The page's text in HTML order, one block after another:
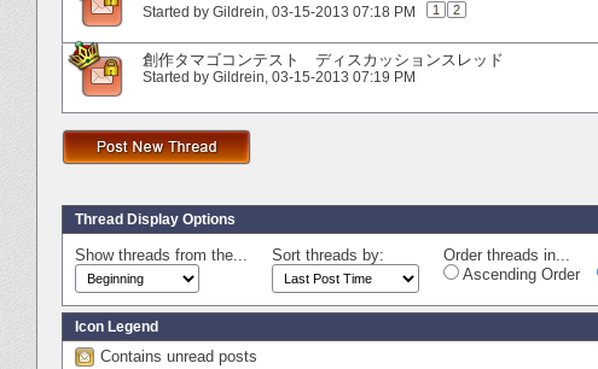
Started by Gildrein‎, 03-15-2013 07:18 PM 1 2
創作タマゴコンテスト ディスカッションスレッド
Started by Gildrein‎, 03-15-2013 07:19 PM
Thread Display Options
Show threads from the... Sort threads by:
Order threads in...
Ascending Order
Icon Legend
Contains unread posts